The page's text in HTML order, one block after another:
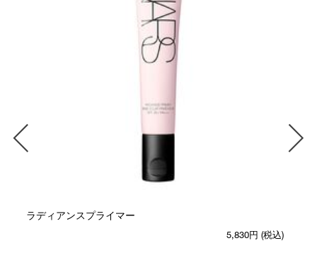
ラディアンスプライマー
5,830円 (税込)